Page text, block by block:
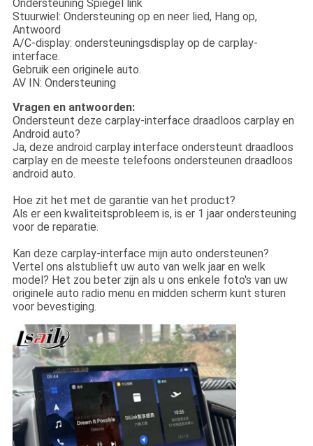
Ondersteuning Spiegel link
Stuurwiel: Ondersteuning op en neer lied, Hang op,
Antwoord
A/C-display: ondersteuningsdisplay op de carplay-
interface.
Gebruik een originele auto.
AV IN: Ondersteuning
Vragen en antwoorden:
Ondersteunt deze carplay-interface draadloos carplay en
Android auto?
Ja, deze android carplay interface ondersteunt draadloos
carplay en de meeste telefoons ondersteunen draadloos
android auto.
Hoe zit het met de garantie van het product?
Als er een kwaliteitsprobleem is, is er 1 jaar ondersteuning
voor de reparatie.
Kan deze carplay-interface mijn auto ondersteunen?
Vertel ons alstublieft uw auto van welk jaar en welk
model? Het zou beter zijn als u ons enkele foto's van uw
originele auto radio menu en midden scherm kunt sturen
voor bevestiging.